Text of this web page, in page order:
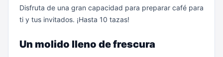
Disfruta de una gran capacidad para preparar café para
ti y tus invitados. ¡Hasta 10 tazas!
Un molido lleno de frescura